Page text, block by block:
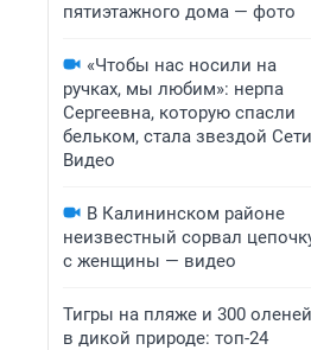
пятиэтажного дома — фото
«Чтобы нас носили на
ручках, мы любим»: нерпа
Сергеевна, которую спасли
бельком, стала звездой
Видео
В Калининском районе
неизвестный сорвал
с женщины — видео
Тигры на пляже и 300 оленей
в дикой природе: топ-24